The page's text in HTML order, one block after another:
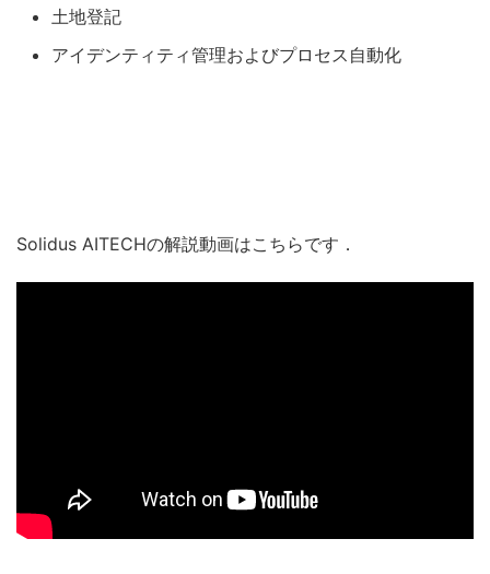
土地登記
アイデンティティ管理およびプロセス自動化
Solidus AITECHの解説動画はこちらです．